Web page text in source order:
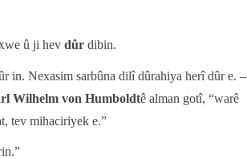
û ji hev dûr dibin.
in. Nexasim sarbûna dilî dûrahiya herî dûr e. –
Wilhelm von Humboldtê alman gotî, “warê
tev mihaciriyek e.”